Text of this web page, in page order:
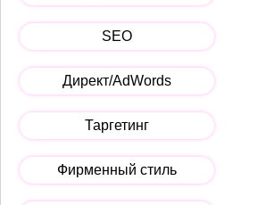
SEO
Директ/AdWords
Таргетинг
Фирменный стиль